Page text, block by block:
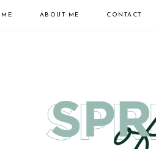
ABOUT ME CONTACT